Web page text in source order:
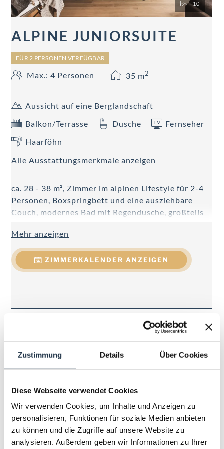
Zustimmung Details Über Cookies
Diese Webseite verwendet Cookies
Wir verwenden Cookies, um Inhalte und Anzeigen zu
personalisieren, Funktionen für soziale Medien anbieten
zu können und die Zugriffe auf unsere Website zu
analysieren. Außerdem geben wir Informationen zu Ihrer
10
ALPINE JUNIORSUITE
FÜR 2 PERSONEN VERFÜGBAR
Max.: 4 Personen 35 m2
Aussicht auf eine Berglandschaft
Balkon/Terrasse
Dusche
Fernseher
Haarföhn
Alle Ausstattungsmerkmale anzeigen
ca. 28 - 38 m², Zimmer im alpinen Lifestyle für 2-4
Personen, Boxspringbett und eine ausziehbare
Couch, modernes Bad mit Regendusche, großteils
Handtuchtrockner, Föhn, WC getrennt, Telefon,
Kabel-Flat-TV, W-LAN, Minibar, Safe, Schreibtisch,
Balkon.
Mehr anzeigen
ZIMMERKALENDER ANZEIGEN